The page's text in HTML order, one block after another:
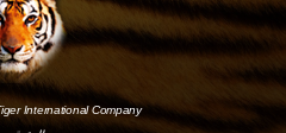
International Company.